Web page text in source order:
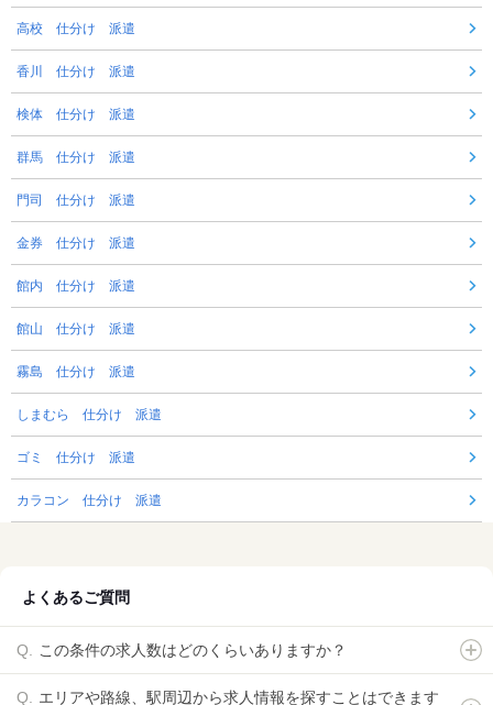
高校 仕分け 派遣
香川 仕分け 派遣
検体 仕分け 派遣
群馬 仕分け 派遣
門司 仕分け 派遣
金券 仕分け 派遣
館内 仕分け 派遣
館山 仕分け 派遣
霧島 仕分け 派遣
しまむら 仕分け 派遣
ゴミ 仕分け 派遣
カラコン 仕分け 派遣
よくあるご質問
この条件の求人数はどのくらいありますか？
エリアや路線、駅周辺から求人情報を探すことはできます